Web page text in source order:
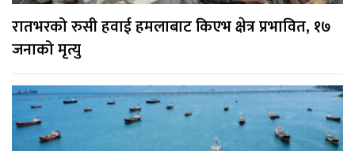
रातभरको रुसी हवाई हमलाबाट किएभ क्षेत्र प्रभावित, १७
जनाको मृत्यु